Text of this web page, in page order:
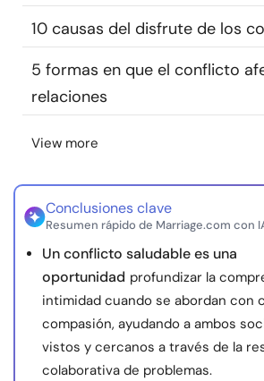
Sobre nosotros Contáctanos Escríbenos
nosotros
© Copyright 2026. Todos los
10 causas del disfrute de los
5 formas en que el conflicto
relaciones
View more
Conclusiones clave
Resumen rápido de Marriage.com con
Un conflicto saludable es una
oportunidad profundizar la
intimidad cuando se abordan con
compasión, ayudando a ambos
vistos y cercanos a través de la
colaborativa de problemas.